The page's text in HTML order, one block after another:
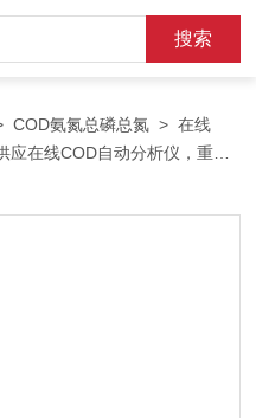
COD氨氮总磷总氮 >在线
在线COD自动分析仪，重铬